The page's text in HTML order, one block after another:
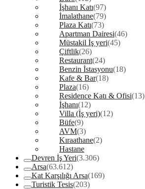
İşhanı Katı(97)
İmalathane(79)
Plaza Katı(73)
Apartman Dairesi(46)
Müstakil İş yeri(45)
Çiftlik(26)
Restaurant(24)
Benzin İstasyonu(18)
Kafe & Bar(18)
Plaza(16)
Residence Katı & Ofisi(13)
İşhanı(12)
Villa (İş yeri)(12)
Büfe(9)
AVM(3)
Kıraathane(2)
Hastane
Devren İş Yeri(3.306)
Arsa(63.612)
Kat Karşılığı Arsa(169)
Turistik Tesis(203)